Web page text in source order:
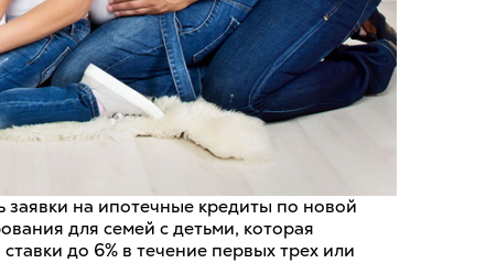
на ипотечные кредиты по новой
для семей c детьми, которая
до 6% в течение первых трех или